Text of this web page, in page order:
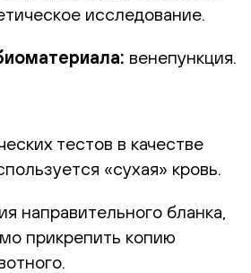
исследование.
венепункция.
тестов в качестве
«сухая» кровь.
направительного бланка,
прикрепить копию